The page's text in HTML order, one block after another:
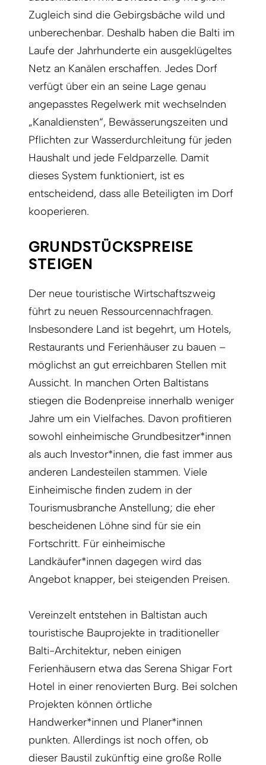
Zugleich sind die Gebirgsbäche wild und
unberechenbar. Deshalb haben die Balti im
Laufe der Jahrhunderte ein ausgeklügeltes
Netz an Kanälen erschaffen. Jedes Dorf
verfügt über ein an seine Lage genau
angepasstes Regelwerk mit wechselnden
„Kanaldiensten“, Bewässerungszeiten und
Pflichten zur Wasserdurchleitung für jeden
Haushalt und jede Feldparzelle. Damit
dieses System funktioniert, ist es
entscheidend, dass alle Beteiligten im Dorf
kooperieren.
GRUNDSTÜCKSPREISE
STEIGEN
Der neue touristische Wirtschaftszweig
führt zu neuen Ressourcennachfragen.
Insbesondere Land ist begehrt, um Hotels,
Restaurants und Ferienhäuser zu bauen –
möglichst an gut erreichbaren Stellen mit
Aussicht. In manchen Orten Baltistans
stiegen die Bodenpreise innerhalb weniger
Jahre um ein Vielfaches. Davon profitieren
sowohl einheimische Grundbesitzer*innen
als auch Investor*innen, die fast immer aus
anderen Landesteilen stammen. Viele
Einheimische finden zudem in der
Tourismusbranche Anstellung; die eher
bescheidenen Löhne sind für sie ein
Fortschritt. Für einheimische
Landkäufer*innen dagegen wird das
Angebot knapper, bei steigenden Preisen.
Vereinzelt entstehen in Baltistan auch
touristische Bauprojekte in traditioneller
Balti-Architektur, neben einigen
Ferienhäusern etwa das Serena Shigar Fort
Hotel in einer renovierten Burg. Bei solchen
Projekten können örtliche
Handwerker*innen und Planer*innen
punkten. Allerdings ist noch offen, ob
dieser Baustil zukünftig eine große Rolle